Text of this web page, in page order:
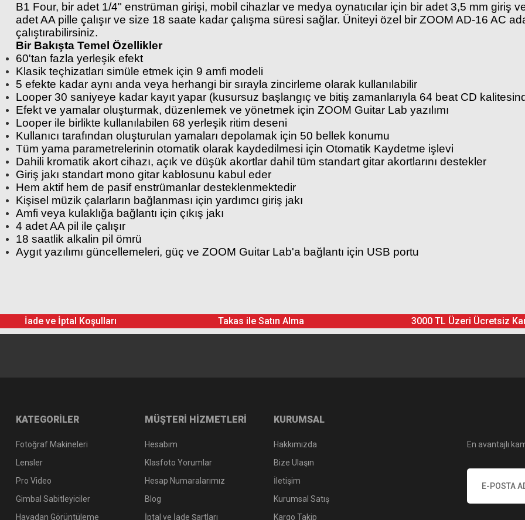
B1 Four, bir adet 1/4" enstrüman girişi, mobil cihazlar ve medya oynatıcılar için bir adet 3,5 mm giriş
adet AA pille çalışır ve size 18 saate kadar çalışma süresi sağlar. Üniteyi özel bir ZOOM AD-16 AC
çalıştırabilirsiniz.
Bir Bakışta Temel Özellikler
60'tan fazla yerleşik efekt
Klasik teçhizatları simüle etmek için 9 amfi modeli
5 efekte kadar aynı anda veya herhangi bir sırayla zincirleme olarak kullanılabilir
Looper 30 saniyeye kadar kayıt yapar (kusursuz başlangıç ve bitiş zamanlarıyla 64 beat CD
Efekt ve yamalar oluşturmak, düzenlemek ve yönetmek için ZOOM Guitar Lab yazılımı
Looper ile birlikte kullanılabilen 68 yerleşik ritim deseni
Kullanıcı tarafından oluşturulan yamaları depolamak için 50 bellek konumu
Tüm yama parametrelerinin otomatik olarak kaydedilmesi için Otomatik Kaydetme işlevi
Dahili kromatik akort cihazı, açık ve düşük akortlar dahil tüm standart gitar akortlarını destekler
Giriş jakı standart mono gitar kablosunu kabul eder
Hem aktif hem de pasif enstrümanlar desteklenmektedir
Kişisel müzik çalarların bağlanması için yardımcı giriş jakı
Amfi veya kulaklığa bağlantı için çıkış jakı
4 adet AA pil ile çalışır
18 saatlik alkalin pil ömrü
Aygıt yazılımı güncellemeleri, güç ve ZOOM Guitar Lab'a bağlantı için USB portu
İade ve İptal Koşulları Takas ile Satın Alma 3000 TL Üzeri Ücretsiz
KATEGORİLER
Fotoğraf Makineleri
Lensler
Pro Video
Gimbal Sabitleyiciler
Havadan Görüntüleme
MÜŞTERİ HİZMETLERİ
Hesabım
Klasfoto Yorumlar
Hesap Numaralarımız
Blog
İptal ve İade Şartları
KURUMSAL
Hakkımızda
Bize Ulaşın
İletişim
Kurumsal Satış
Kargo Takip
En avantajlı